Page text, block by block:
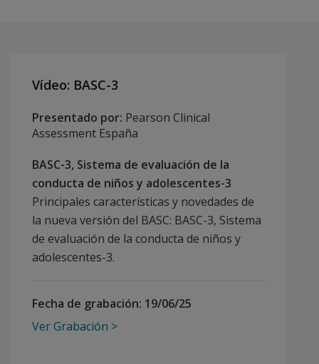
Vídeo: BASC-3
Presentado por: Pearson Clinical
Assessment España
BASC-3, Sistema de evaluación de la
conducta de niños y adolescentes-3
Principales características y novedades de
la nueva versión del BASC: BASC-3, Sistema
de evaluación de la conducta de niños y
adolescentes-3.
Fecha de grabación: 19/06/25
Ver Grabación